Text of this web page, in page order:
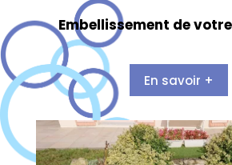
Embellissement de
En savoir +